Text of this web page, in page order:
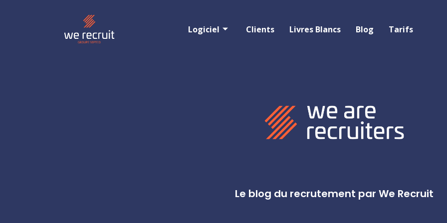
Logiciel Clients Livres Blancs Blog Tarifs
Le blog du recrutement par We Recruit